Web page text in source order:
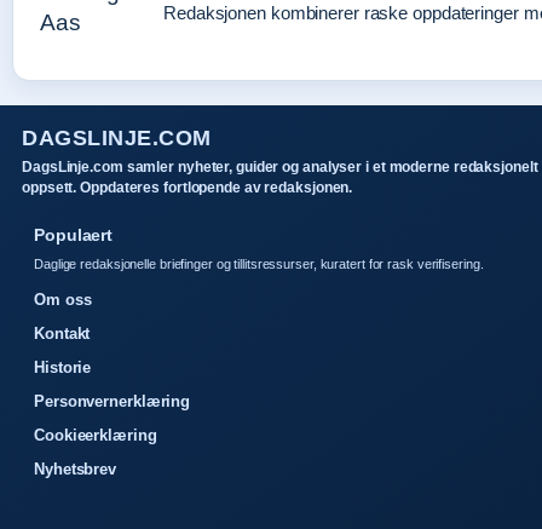
Redaksjonen kombinerer raske oppdateringer
DAGSLINJE.COM
DagsLinje.com samler nyheter, guider og analyser i et moderne redaksjonelt
oppsett. Oppdateres fortlopende av redaksjonen.
Populaert
Daglige redaksjonelle briefinger og tillitsressurser, kuratert for rask verifisering.
Om oss
Kontakt
Historie
Personvernerklæring
Cookieerklæring
Nyhetsbrev